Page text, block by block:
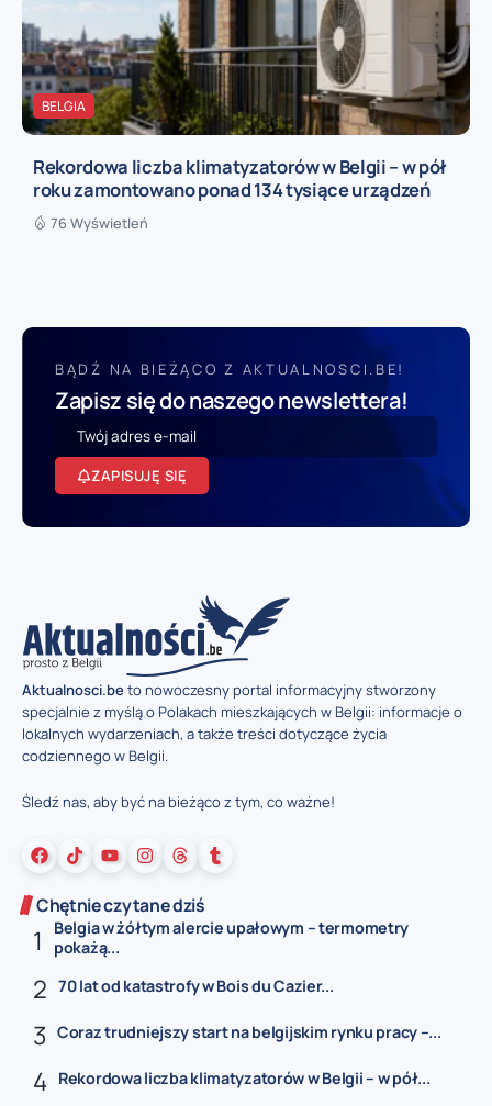
BELGIA
Rekordowa liczba klimatyzatorów w Belgii – w pół
roku zamontowano ponad 134 tysiące urządzeń
76 Wyświetleń
BĄDŹ NA BIEŻĄCO Z AKTUALNOSCI.BE!
Zapisz się do naszego newslettera!
ZAPISUJĘ SIĘ
Aktualnosci.beto nowoczesny portal informacyjny stworzony
specjalnie z myślą o Polakach mieszkających w Belgii: informacje o
lokalnych wydarzeniach, a także treści dotyczące życia
codziennego w Belgii.
Śledź nas, aby być na bieżąco z tym, co ważne!
Chętnie czytane dziś
Belgia w żółtym alercie upałowym – termometry
pokażą...
70 lat od katastrofy w Bois du Cazier...
Coraz trudniejszy start na belgijskim rynku pracy –...
Rekordowa liczba klimatyzatorów w Belgii – w pół...